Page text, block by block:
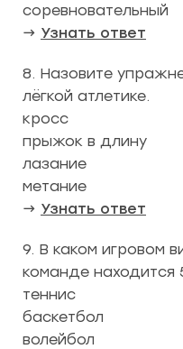
соревновательный
→ Узнать ответ
8. Назовите
лёгкой атлетике.
кросс
прыжок в длину
лазание
метание
→ Узнать ответ
9. В каком игровом
команде находится
теннис
баскетбол
волейбол